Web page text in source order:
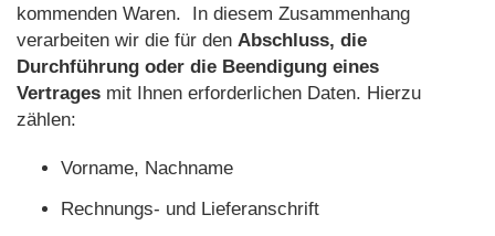
kommenden Waren. In diesem Zusammenhang
verarbeiten wir die für den Abschluss, die
Durchführung oder die Beendigung eines
Vertrages mit Ihnen erforderlichen Daten. Hierzu
zählen:
Vorname, Nachname
Rechnungs- und Lieferanschrift